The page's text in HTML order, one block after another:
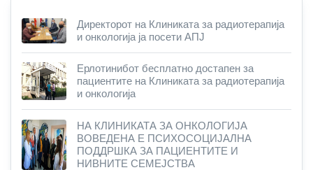
Директорот на Клиниката за радиотерапија
и онкологија ја посети АПЈ
Ерлотинибот бесплатно достапен за
пациентите на Клиниката за радиотерапија
и онкологија
НА КЛИНИКАТА ЗА ОНКОЛОГИЈА
ВОВЕДЕНА Е ПСИХОСОЦИЈАЛНА
ПОДДРШКА ЗА ПАЦИЕНТИТЕ И
НИВНИТЕ СЕМЕЈСТВА